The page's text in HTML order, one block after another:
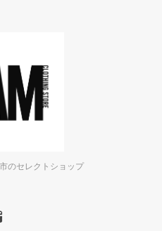
のセレクトショップ